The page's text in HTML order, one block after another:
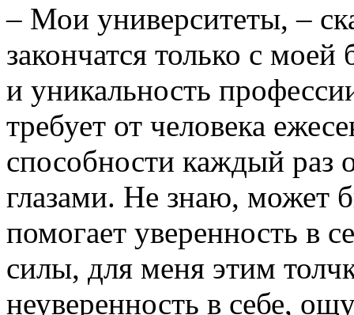
– Мои университеты, –
закончатся только с
и уникальность
требует от человека
способности каждый
глазами. Не знаю, может
помогает уверенность в
силы, для меня этим
неуверенность в себе,